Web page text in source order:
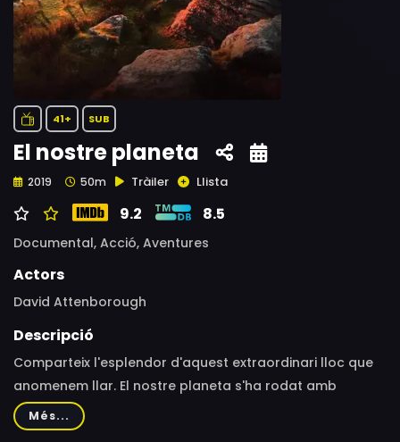
41+ SUB
El nostre planeta
2019 50m Tràiler Llista
9.2 8.5
Documental, Acció, Aventures
Actors
David Attenborough
Descripció
Comparteix l'esplendor d'aquest extraordinari lloc que
anomenem llar. El nostre planeta s'ha rodat amb
l'última tecnologia en ultraalta definició a més de 50
països. De les selves més exòtiques als oceans més
Més...